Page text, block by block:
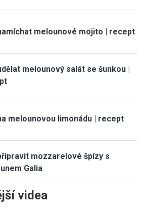
melounové mojito | recept
melounový salát se šunkou |
melounovou limonádu | recept
mozzarelové špízy s
Galia
videa